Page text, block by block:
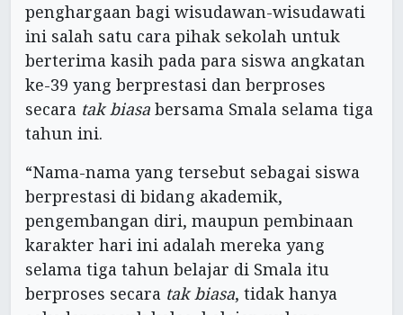
penghargaan bagi wisudawan-wisudawati
ini salah satu cara pihak sekolah untuk
berterima kasih pada para siswa angkatan
ke-39 yang berprestasi dan berproses
secara tak biasa bersama Smala selama tiga
tahun ini.
“Nama-nama yang tersebut sebagai siswa
berprestasi di bidang akademik,
pengembangan diri, maupun pembinaan
karakter hari ini adalah mereka yang
selama tiga tahun belajar di Smala itu
berproses secara tak biasa, tidak hanya